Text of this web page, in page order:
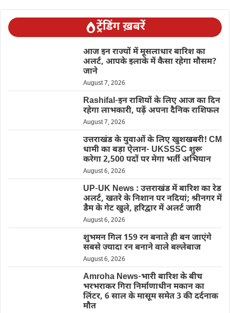
ट्रेंडिंग ख़बरें
आज इन राज्यों में मूसलाधार बारिश का
अलर्ट, आपके इलाके में कैसा रहेगा मौसम?
जाने
August 7, 2026
Rashifal-इन राशियों के लिए आज का दिन
रहेगा लाभकारी, पढ़ें अपना दैनिक राशिफल
August 7, 2026
उत्तराखंड के युवाओं के लिए खुशखबरी! CM
धामी का बड़ा ऐलान- UKSSSC शुरू
करेगा 2,500 पदों पर मेगा भर्ती अभियान
August 6, 2026
UP-UK News : उत्तराखंड में बारिश का रेड
अलर्ट, खतरे के निशान पर नदियां; श्रीनगर में
डैम के गेट खुले, हरिद्वार में अलर्ट जारी
August 6, 2026
शुभमन गिल 159 रन बनाते ही बन जाएंगे
सबसे ज्यादा रन बनाने वाले बल्लेबाज
August 6, 2026
Amroha News-भारी बारिश के बीच
भरभराकर गिरा निर्माणाधीन मकान का
लिंटर, 6 साल के मासूम समेत 3 की दर्दनाक
मौत